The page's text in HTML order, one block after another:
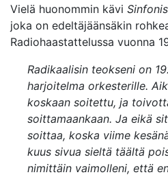
Vielä huonommin kävi
joka on edeltäjäänsäkin
Radiohaastattelussa vuonna
Radikaalisin teokseni on
harjoitelma orkesterille.
koskaan soitettu, ja
soittamaankaan. Ja eikä
soittaa, koska viime
kuus sivua sieltä täältä
nimittäin vaimolleni, että